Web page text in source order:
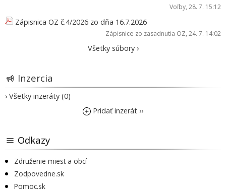
Voľby, 28. 7. 15:12
Zápisnica OZ č.4/2026 zo dňa 16.7.2026
Zápisnice zo zasadnutia OZ, 24. 7. 14:02
Všetky súbory ›
Inzercia
› Všetky inzeráty (0)
Pridať inzerát ››
Odkazy
Združenie miest a obcí
Zodpovedne.sk
Pomoc.sk